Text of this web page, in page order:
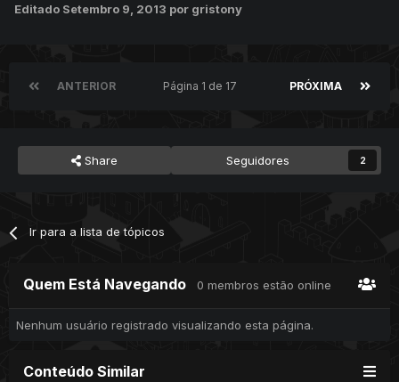
Editado Setembro 9, 2013 por gristony
ANTERIOR PRÓXIMA
Página 1 de 17
Share Seguidores 2
Ir para a lista de tópicos
Quem Está Navegando 0 membros estão online
Nenhum usuário registrado visualizando esta página.
Conteúdo Similar